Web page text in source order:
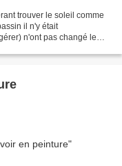
trouver le soleil comme
il n'y était
n'ont pas changé le